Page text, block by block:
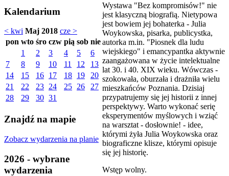
Kalendarium
< kwi Maj 2018 cze >
pon wto śro czw pią sob nie
1
2 3 4 5
6
7
8 9 10 11 12
13
14
15 16 17 18 19
20
21
22 23 24 25 26
27
28
29 30 31
Znajdź na mapie
Zobacz wydarzenia na planie
2026 - wybrane
wydarzenia
Wystawa "Bez kompromisów!" nie
jest klasyczną biografią. Nietypowa
jest bowiem jej bohaterka - Julia
Woykowska, pisarka, publicystka,
autorka m.in. "Piosnek dla ludu
wiejskiego" i emancypantka aktywnie
zaangażowana w życie intelektualne
lat 30. i 40. XIX wieku. Wówczas -
szokowała, oburzała i drażniła wielu
mieszkańców Poznania. Dzisiaj
przypatrujemy się jej historii z innej
perspektywy. Warto wykonać serię
eksperymentów myślowych i wziąć
na warsztat - dosłownie! - idee,
którymi żyła Julia Woykowska oraz
biograficzne klisze, którymi opisuje
się jej historię.
Wstęp wolny.